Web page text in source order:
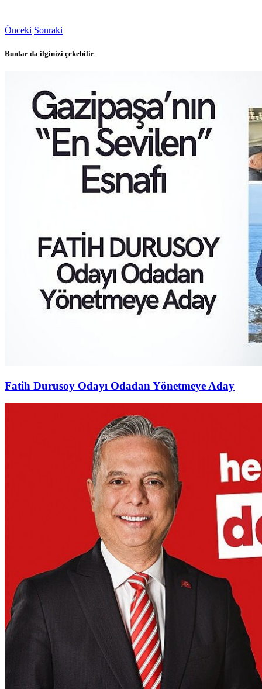
Önceki Sonraki
Bunlar da ilginizi çekebilir
Fatih Durusoy Odayı Odadan Yönetmeye Aday